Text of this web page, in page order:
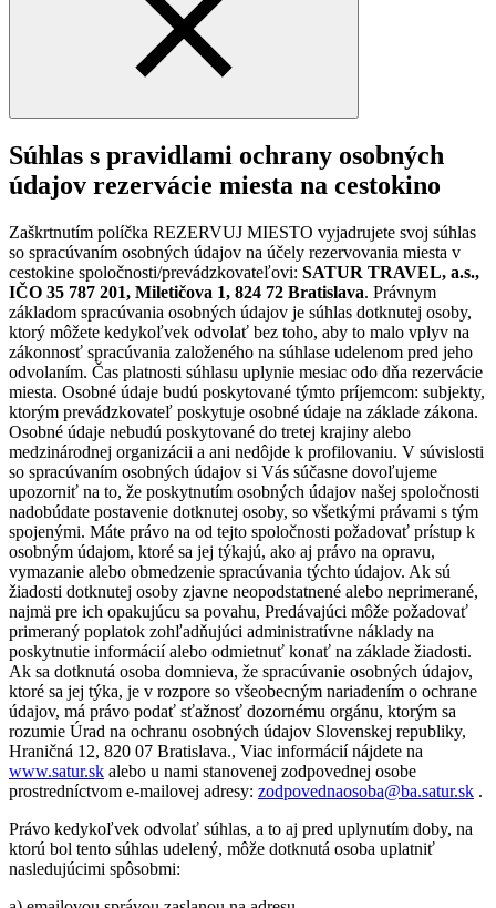
Súhlas s pravidlami ochrany osobných
údajov rezervácie miesta na cestokino
Zaškrtnutím políčka REZERVUJ MIESTO vyjadrujete svoj súhlas
so spracúvaním osobných údajov na účely rezervovania miesta v
cestokine spoločnosti/prevádzkovateľovi: SATUR TRAVEL, a.s.,
IČO 35 787 201, Miletičova 1, 824 72 Bratislava. Právnym
základom spracúvania osobných údajov je súhlas dotknutej osoby,
ktorý môžete kedykoľvek odvolať bez toho, aby to malo vplyv na
zákonnosť spracúvania založeného na súhlase udelenom pred jeho
odvolaním. Čas platnosti súhlasu uplynie mesiac odo dňa rezervácie
miesta. Osobné údaje budú poskytované týmto príjemcom: subjekty,
ktorým prevádzkovateľ poskytuje osobné údaje na základe zákona.
Osobné údaje nebudú poskytované do tretej krajiny alebo
medzinárodnej organizácii a ani nedôjde k profilovaniu. V súvislosti
so spracúvaním osobných údajov si Vás súčasne dovoľujeme
upozorniť na to, že poskytnutím osobných údajov našej spoločnosti
nadobúdate postavenie dotknutej osoby, so všetkými právami s tým
spojenými. Máte právo na od tejto spoločnosti požadovať prístup k
osobným údajom, ktoré sa jej týkajú, ako aj právo na opravu,
vymazanie alebo obmedzenie spracúvania týchto údajov. Ak sú
žiadosti dotknutej osoby zjavne neopodstatnené alebo neprimerané,
najmä pre ich opakujúcu sa povahu, Predávajúci môže požadovať
primeraný poplatok zohľadňujúci administratívne náklady na
poskytnutie informácií alebo odmietnuť konať na základe žiadosti.
Ak sa dotknutá osoba domnieva, že spracúvanie osobných údajov,
ktoré sa jej týka, je v rozpore so všeobecným nariadením o ochrane
údajov, má právo podať sťažnosť dozornému orgánu, ktorým sa
rozumie Úrad na ochranu osobných údajov Slovenskej republiky,
Hraničná 12, 820 07 Bratislava., Viac informácií nájdete na
www.satur.sk alebo u nami stanovenej zodpovednej osobe
prostredníctvom e-mailovej adresy: zodpovednaosoba@ba.satur.sk .
Právo kedykoľvek odvolať súhlas, a to aj pred uplynutím doby, na
ktorú bol tento súhlas udelený, môže dotknutá osoba uplatniť
nasledujúcimi spôsobmi: